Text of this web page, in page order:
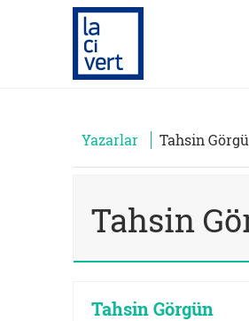
Yazarlar Tahsin
Tahsin
Tahsin Görgün